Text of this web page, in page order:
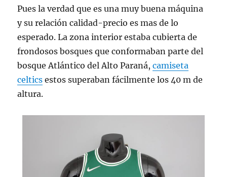
Pues la verdad que es una muy buena máquina
y su relación calidad-precio es mas de lo
esperado. La zona interior estaba cubierta de
frondosos bosques que conformaban parte del
bosque Atlántico del Alto Paraná,camiseta
celtics estos superaban fácilmente los 40 m de
altura.